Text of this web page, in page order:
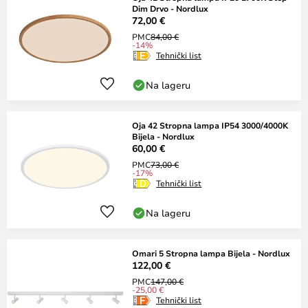
Dim Drvo - Nordlux
72,00 €
PMC84,00 €
-14%
Tehnički list
Na lageru
Oja 42 Stropna lampa IP54 3000/4000K
Bijela - Nordlux
60,00 €
PMC73,00 €
-17%
Tehnički list
Na lageru
Omari 5 Stropna lampa Bijela - Nordlux
122,00 €
PMC147,00 €
-25,00 €
Tehnički list